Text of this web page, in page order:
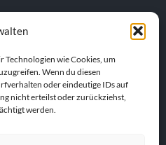
Technologien wie Cookies, um
Wenn du diesen
oder eindeutige IDs auf
nicht erteilst oder zurückziehst,
werden.